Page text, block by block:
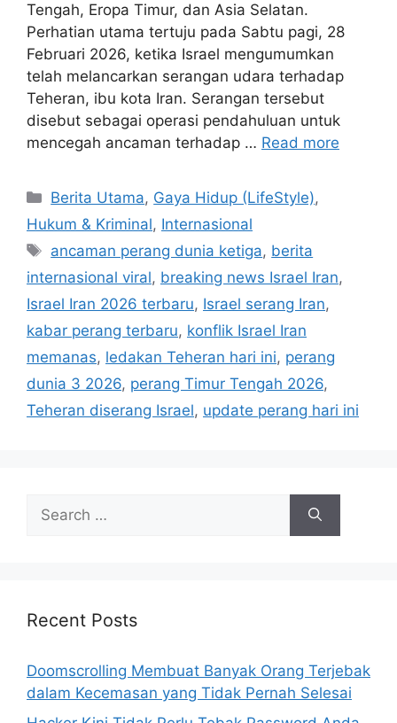
Tengah, Eropa Timur, dan Asia Selatan.
Perhatian utama tertuju pada Sabtu pagi, 28
Februari 2026, ketika Israel mengumumkan
telah melancarkan serangan udara terhadap
Teheran, ibu kota Iran. Serangan tersebut
disebut sebagai operasi pendahuluan untuk
mencegah ancaman terhadap … Read more
C
a
e
g
o
r
i
s
Berita Utama, Gaya Hidup (LifeStyle),
Hukum & Kriminal, Internasional
T
a
s
ancaman perang dunia ketiga, berita
internasional viral, breaking news Israel Iran,
Israel Iran 2026 terbaru, Israel serang Iran,
kabar perang terbaru, konflik Israel Iran
memanas, ledakan Teheran hari ini, perang
dunia 3 2026, perang Timur Tengah 2026,
Teheran diserang Israel, update perang hari ini
h
r
:
Recent Posts
Doomscrolling Membuat Banyak Orang Terjebak
dalam Kecemasan yang Tidak Pernah Selesai